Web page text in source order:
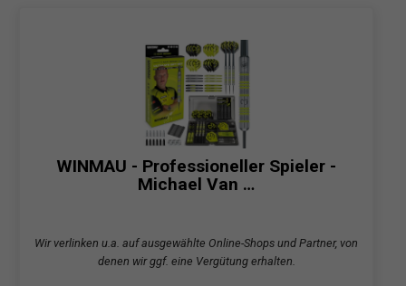
WINMAU - Professioneller Spieler -
Michael Van …
Wir verlinken u.a. auf ausgewählte Online-Shops und Partner, von
denen wir ggf. eine Vergütung erhalten.